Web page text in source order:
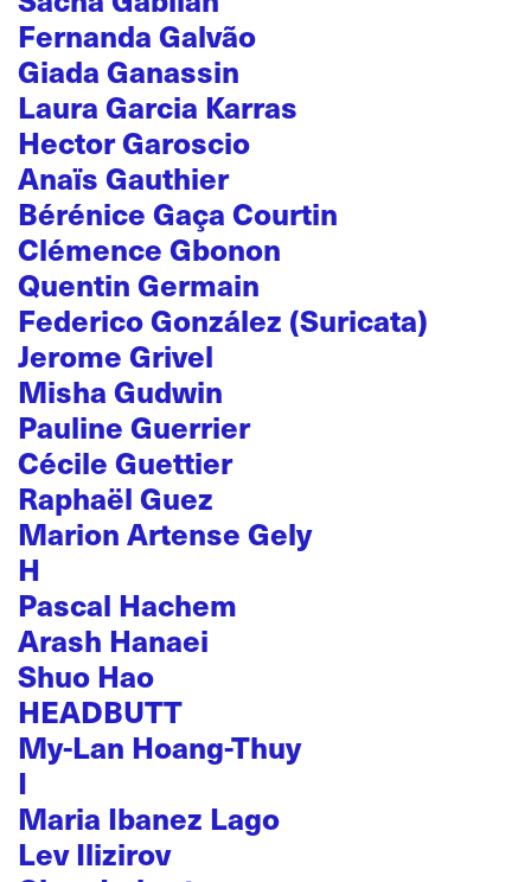
Fernanda Galvão
Giada Ganassin
Laura Garcia Karras
Hector Garoscio
Anaïs Gauthier
Bérénice Gaça Courtin
Clémence Gbonon
Quentin Germain
Federico González (Suricata)
Jerome Grivel
Misha Gudwin
Pauline Guerrier
Cécile Guettier
Raphaël Guez
Marion Artense Gely
H
Pascal Hachem
Arash Hanaei
Shuo Hao
HEADBUTT
My-Lan Hoang-Thuy
I
Maria Ibanez Lago
Lev Ilizirov